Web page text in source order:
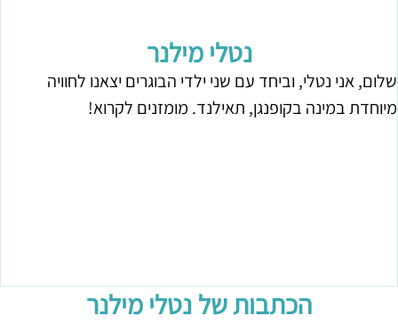
נטלי מילנר
שלום, אני נטלי, וביחד עם שני ילדי הבוגרים יצאנו לחוויה
מיוחדת במינה בקופנגן, תאילנד. מומזנים לקרוא!
הכתבות של נטלי מילנר